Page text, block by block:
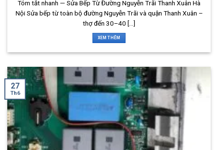
Tóm tắt nhanh — Sửa Bếp Từ Đường Nguyễn Trãi Thanh Xuân Hà
Nội Sửa bếp từ toàn bộ đường Nguyễn Trãi và quận Thanh Xuân –
thợ đến 30–40 [...]
XEM THÊM
27
Th6